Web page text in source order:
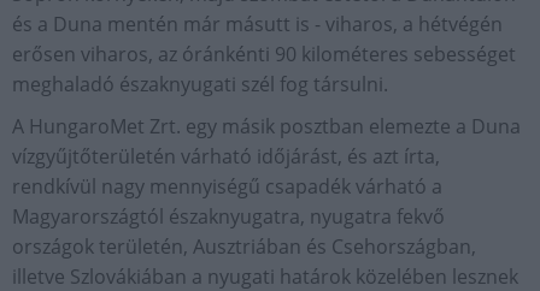
és a Duna mentén már másutt is - viharos, a hétvégén
erősen viharos, az óránkénti 90 kilométeres sebességet
meghaladó északnyugati szél fog társulni.
A HungaroMet Zrt. egy másik posztban elemezte a Duna
vízgyűjtőterületén várható időjárást, és azt írta,
rendkívül nagy mennyiségű csapadék várható a
Magyarországtól északnyugatra, nyugatra fekvő
országok területén, Ausztriában és Csehországban,
illetve Szlovákiában a nyugati határok közelében lesznek